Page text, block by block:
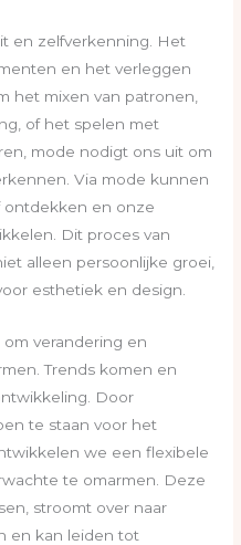
en zelfverkenning. Het
en het verleggen
het mixen van patronen,
of het spelen met
mode nodigt ons uit om
Via mode kunnen
ontdekken en onze
Dit proces van
alleen persoonlijke groei,
esthetiek en design.
verandering en
Trends komen en
Door
te staan voor het
we een flexibele
te omarmen. Deze
stroomt over naar
en kan leiden tot